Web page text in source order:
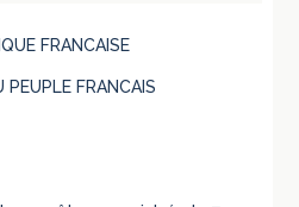
FRANCAISE
PEUPLE FRANCAIS